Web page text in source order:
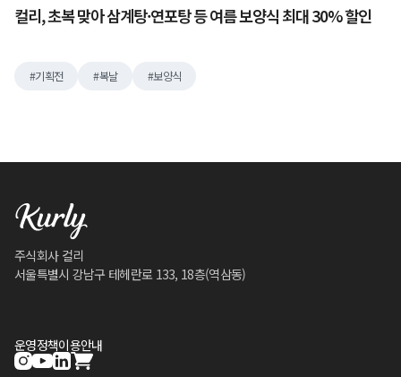
컬리, 초복 맞아 삼계탕·연포탕 등 여름 보양식 최대 30% 할인
기획전 복날 보양식
주식회사 컬리
서울특별시 강남구 테헤란로 133, 18층(역삼동)
운영정책이용안내